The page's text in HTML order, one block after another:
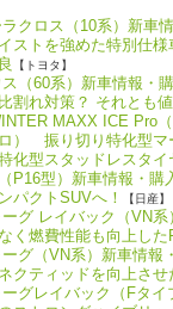
ラクロス（10系）新車
ストを強めた特別仕様
【トヨタ】
ス（60系）新車情報
割れ対策？ それとも
MAXX ICE Pro
） 振り切り特化型マ
化型スタッドレスタイ
P16型）新車情報・
パクトSUVへ！
【日産】
グ レイバック（VN
く燃費性能も向上した
ーグ（VN系）新車情
クティッドを向上させ
グレイバック（Fタイ